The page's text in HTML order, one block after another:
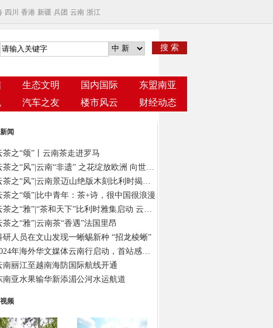
四川 香港 新疆 兵团 云南 浙江
搜 索
生态文明 国内国际
东盟南亚
汽车之友 楼市风云 财经动态
闻
茶之“颂”丨云南茶走进罗马
云茶之“风”|云南“非遗” 之花绽放欧洲 向世界发出“景迈之约”
云茶之“风”|云南景迈山绝版木刻比利时揭幕 以“有形”版画绘“无象”茶意
茶之“颂”|比中青年：茶+诗，很中国很浪漫
云茶之“雅”|“茶和天下”比利时雅集启动 云南茶在“欧洲心脏”演绎风雅颂
茶之“雅”|云南茶“香遇”法国里昂
研人员在文山发现一蜥蜴新种 “招龙棱蜥”
2024年海外华文媒体云南行启动，首站感受春城独特气质
南丽江至越南海防国际航线开通
南亚水果输华新添湄公河水运航道
频